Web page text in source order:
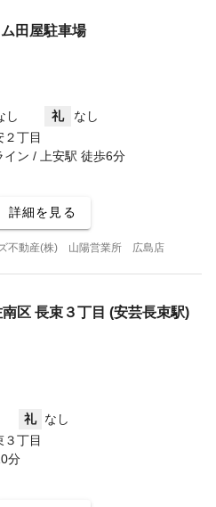
田屋駐車場
し 礼
なし
丁目
イン / 上安駅 徒歩6分
詳細を見る
ズ不動産(株) 山陽営業所 広島店
区 長束３丁目 (安芸長束駅)
礼
なし
３丁目
分